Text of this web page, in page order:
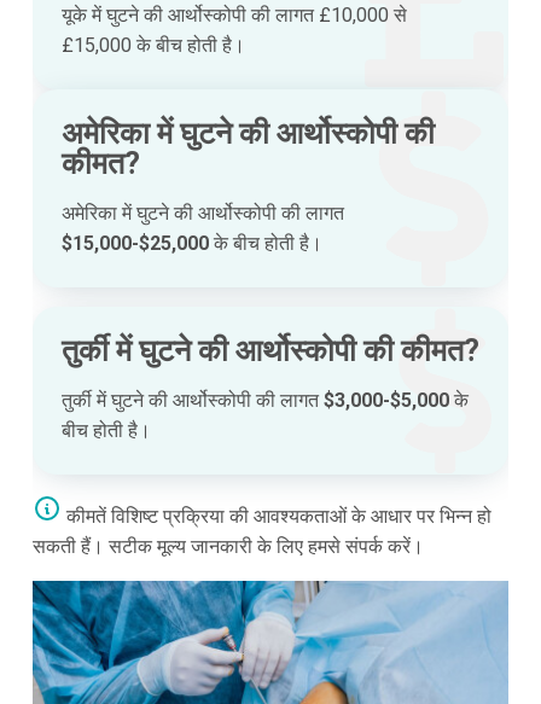
यूके में घुटने की आर्थोस्कोपी की लागत £10,000 से
£15,000 के बीच होती है।
अमेरिका में घुटने की आर्थोस्कोपी की
कीमत?
अमेरिका में घुटने की आर्थोस्कोपी की लागत
$15,000-$25,000के बीच होती है।
तुर्की में घुटने की आर्थोस्कोपी की कीमत?
तुर्की में घुटने की आर्थोस्कोपी की लागत$3,000-$5,000के
बीच होती है।
कीमतें विशिष्ट प्रक्रिया की आवश्यकताओं के आधार पर भिन्न हो
सकती हैं। सटीक मूल्य जानकारी के लिए हमसे संपर्क करें।